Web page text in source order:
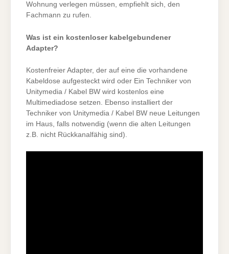
Wohnung verlegen müssen, empfiehlt sich, den
Fachmann zu rufen.
Was ist ein kostenloser kabelgebundener
Adapter?
Kostenfreier Adapter, der auf eine die vorhandene
Kabeldose aufgesteckt wird oder Ein Techniker von
Unitymedia / Kabel BW wird kostenlos eine
Multimediadose setzen. Ebenso installiert der
Techniker von Unitymedia / Kabel BW neue Leitungen
im Haus, falls notwendig (wenn die alten Leitungen
z.B. nicht Rückkanalfähig sind).